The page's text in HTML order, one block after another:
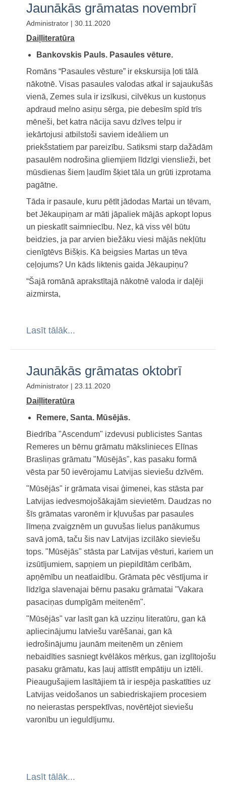
Bērnu, Jauniešu un vecāku žūrija 2025
Grāmatu jaunumi bibliotēkā
Jaunākās grāmatas 2024.gadā.
Jaunākās grāmatas 2023.gadā
Jaunākās grāmatas 2022. gadā
Jaunākās grāmatas 2021.gadā
Jaunākās grāmatas 2020.gadā
Norises
Darba pārskati
Jaunākās grāmatas novembrī
Administrator | 30.11.2020
Daiļliteratūra
Bankovskis Pauls. Pasaules vēture.
Romāns “Pasaules vēsture” ir ekskursija ļoti tālā
nākotnē. Visas pasaules valodas atkal ir sajaukušās
vienā, Zemes sula ir izsīkusi, cilvēkus un kustoņus
apdraud melno asiņu sērga, pie debesīm spīd trīs
mēneši, bet katra nācija savu dzīves telpu ir
iekārtojusi atbilstoši saviem ideāliem un
priekšstatiem par pareizību. Satiksmi starp dažādām
pasaulēm nodrošina gliemjiem līdzīgi vienslieži, bet
mūsdienas šiem ļaudīm šķiet tāla un grūti izprotama
pagātne.
Tāda ir pasaule, kuru pētīt jādodas Martai un tēvam,
bet Jēkaupiņam ar māti jāpaliek mājās apkopt lopus
un pieskatīt saimniecību. Nez, kā viss vēl būtu
beidzies, ja par arvien biežāku viesi mājās nekļūtu
cienīgtēvs Bišķis. Kā beigsies Martas un tēva
ceļojums? Un kāds liktenis gaida Jēkaupiņu?
“Šajā romānā aprakstītajā nākotnē valoda ir daļēji
aizmirsta,
Lasīt tālāk...
Jaunākās grāmatas oktobrī
Administrator | 23.11.2020
Daiļliteratūra
Remere, Santa. Mūsējās.
Biedrība "Ascendum" izdevusi publicistes Santas
Remeres un bērnu grāmatu mākslinieces Elīnas
Brasliņas grāmatu "Mūsējās", kas pasaku formā
vēsta par 50 ievērojamu Latvijas sieviešu dzīvēm.
"Mūsējās" ir grāmata visai ģimenei, kas stāsta par
Latvijas iedvesmojošākajām sievietēm. Daudzas no
šīs grāmatas varonēm ir kļuvušas par pasaules
līmeņa zvaigznēm un guvušas lielus panākumus
savā jomā, taču šis nav Latvijas izcilāko sieviešu
tops. "Mūsējās" stāsta par Latvijas vēsturi, kariem un
izsūtījumiem, sapņiem un piepildītām cerībām,
apņēmību un neatlaidību. Grāmata pēc vēstījuma ir
līdzīga slavenajai bērnu pasaku grāmatai "Vakara
pasaciņas dumpīgām meitenēm".
"Mūsējās" var lasīt gan kā uzziņu literatūru, gan kā
apliecinājumu latviešu varēšanai, gan kā
iedrošinājumu jaunām meitenēm un zēniem
nebaidīties sasniegt kvēlākos mērķus, gan izglītojošu
pasaku grāmatu, kas ļauj attīstīt empātiju un iztēli.
Pieaugušajiem lasītājiem tā ir iespēja paskatīties uz
Latvijas veidošanos un sabiedriskajiem procesiem
no neierastas perspektīvas, novērtējot sieviešu
varonību un ieguldījumu.
Lasīt tālāk...